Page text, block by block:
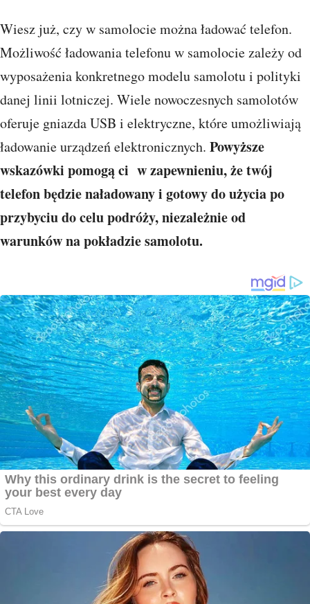
Wiesz już, czy w samolocie można ładować telefon.
Możliwość ładowania telefonu w samolocie zależy od
wyposażenia konkretnego modelu samolotu i polityki
danej linii lotniczej. Wiele nowoczesnych samolotów
oferuje gniazda USB i elektryczne, które umożliwiają
ładowanie urządzeń elektronicznych. Powyższe
wskazówki pomogą ci w zapewnieniu, że twój
telefon będzie naładowany i gotowy do użycia po
przybyciu do celu podróży, niezależnie od
warunków na pokładzie samolotu.